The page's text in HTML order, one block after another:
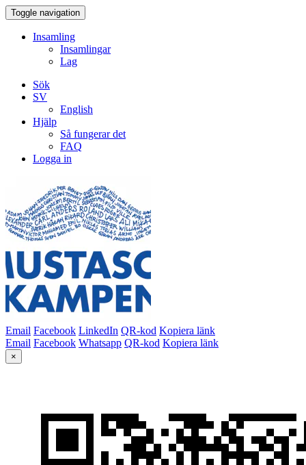
Toggle navigation
Insamling
Insamlingar
Lag
Sök
SV
English
Hjälp
Så fungerar det
FAQ
Logga in
Email Facebook LinkedIn QR-kod Kopiera länk
Email Facebook Whatsapp QR-kod Kopiera länk
×